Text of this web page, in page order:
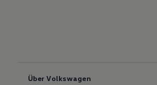
Über Volkswagen